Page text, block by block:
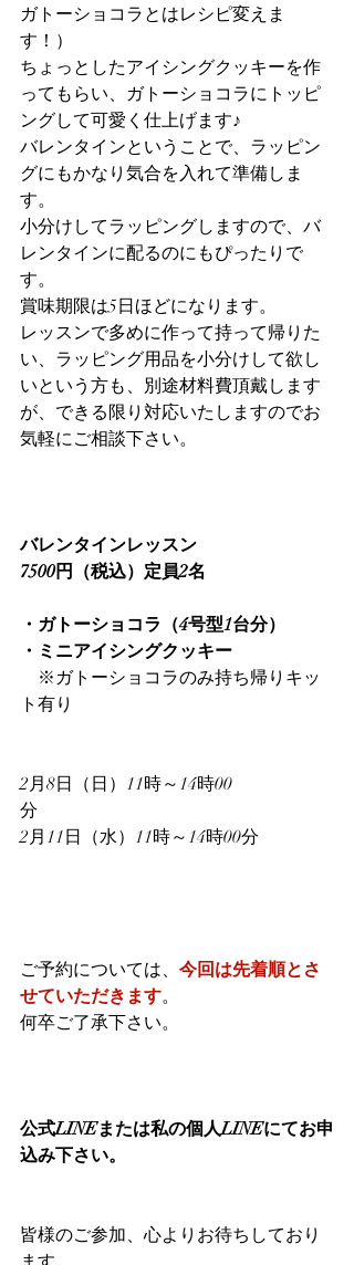
ガトーショコラとはレシピ変えま
す！）
ちょっとしたアイシングクッキーを作
ってもらい、ガトーショコラにトッピ
ングして可愛く仕上げます♪
バレンタインということで、ラッピン
グにもかなり気合を入れて準備しま
す。
小分けしてラッピングしますので、バ
レンタインに配るのにもぴったりで
す。
賞味期限は5日ほどになります。
レッスンで多めに作って持って帰りた
い、ラッピング用品を小分けして欲し
いという方も、別途材料費頂戴します
が、できる限り対応いたしますのでお
気軽にご相談下さい。
バレンタインレッスン
7500円（税込）定員2名
・ガトーショコラ（4号型1台分）
・ミニアイシングクッキー
※ガトーショコラのみ持ち帰りキッ
ト有り
2月8日（日）11時～ 14時00
分
2月11日（水） 11時～14時00分
ご予約については、 今回は先着順とさ
せていただきます。
何卒ご了承下さい。
公式LINEまたは私の個人LINEにてお申
込み下さい。
皆様のご参加、心よりお待ちしており